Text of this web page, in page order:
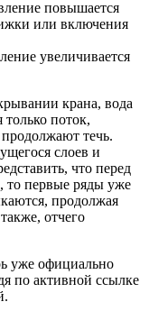
повышается
или включения
увеличивается
крана, вода
поток,
течь.
слоев и
что перед
то первые ряды уже
продолжая
отчего
уже официально
по активной ссылке